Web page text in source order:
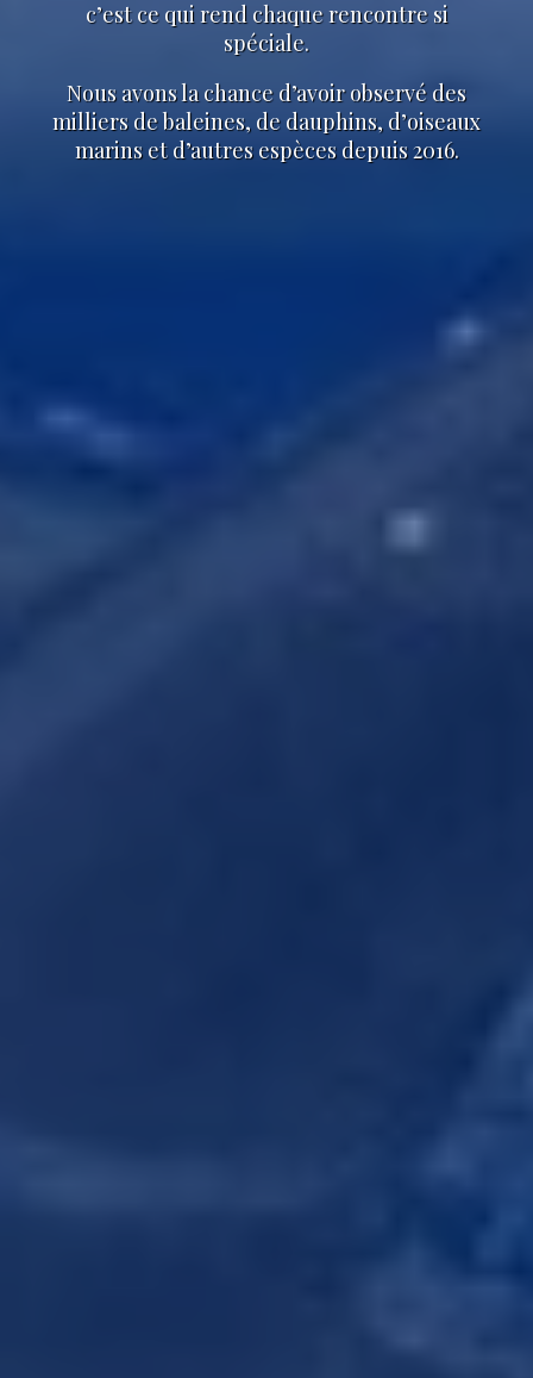
c’est ce qui rend chaque rencontre si
spéciale.
Nous avons la chance d’avoir observé des
milliers de baleines, de dauphins, d’oiseaux
marins et d’autres espèces depuis 2016.